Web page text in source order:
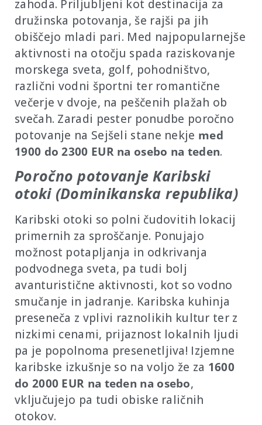
zahoda. Priljubljeni kot destinacija za
družinska potovanja, še rajši pa jih
obiščejo mladi pari. Med najpopularnejše
aktivnosti na otočju spada raziskovanje
morskega sveta, golf, pohodništvo,
različni vodni športni ter romantične
večerje v dvoje, na peščenih plažah ob
svečah. Zaradi pester ponudbe poročno
potovanje na Sejšeli stane nekje med
1900 do 2300 EUR na osebo na teden.
Poročno potovanje Karibski
otoki (Dominikanska republika)
Karibski otoki so polni čudovitih lokacij
primernih za sproščanje. Ponujajo
možnost potapljanja in odkrivanja
podvodnega sveta, pa tudi bolj
avanturistične aktivnosti, kot so vodno
smučanje in jadranje. Karibska kuhinja
preseneča z vplivi raznolikih kultur ter z
nizkimi cenami, prijaznost lokalnih ljudi
pa je popolnoma presenetljiva! Izjemne
karibske izkušnje so na voljo že za 1600
do 2000 EUR na teden na osebo,
vključujejo pa tudi obiske raličnih
otokov.